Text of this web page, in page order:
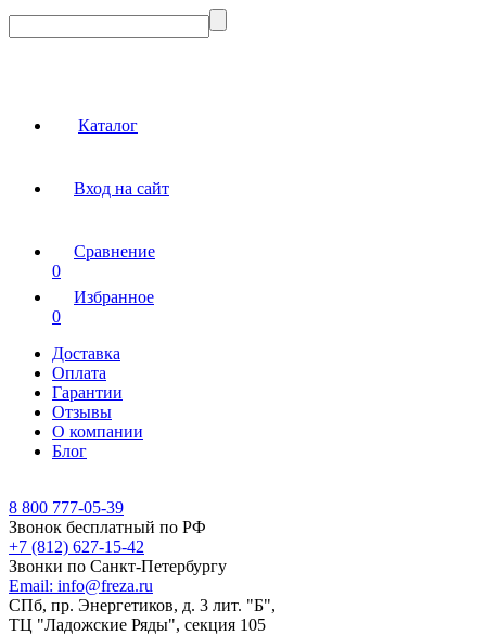
Каталог
Вход на сайт
Сравнение
0
Избранное
0
Доставка
Оплата
Гарантии
Отзывы
О компании
Блог
8 800 777-05-39
Звонок бесплатный по РФ
+7 (812) 627-15-42
Звонки по Санкт-Петербургу
Email: info@freza.ru
СПб, пр. Энергетиков, д. 3 лит. "Б",
ТЦ "Ладожские Ряды", секция 105